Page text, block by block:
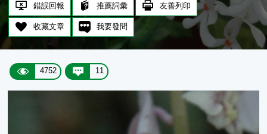
錯誤回報 推薦詞彙 友善列印
收藏文章 我要發問
4752 11